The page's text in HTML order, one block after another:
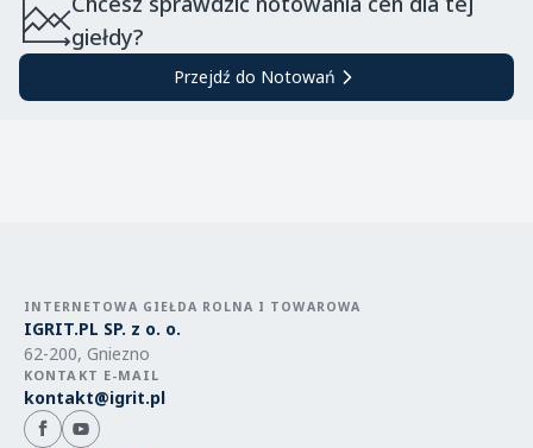
giełdy?
Przejdź do Notowań
INTERNETOWA GIEŁDA ROLNA I TOWAROWA
IGRIT.PL SP. z o. o.
62-200, Gniezno
KONTAKT E-MAIL
kontakt@igrit.pl